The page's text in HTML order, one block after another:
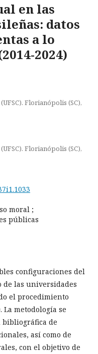
en las
datos
a lo
2024)
Florianópolis (SC),
Florianópolis (SC),
moral ;
públicas
configuraciones del
de las universidades
el procedimiento
La metodología se
bibliográfica de
así como de
con el objetivo de